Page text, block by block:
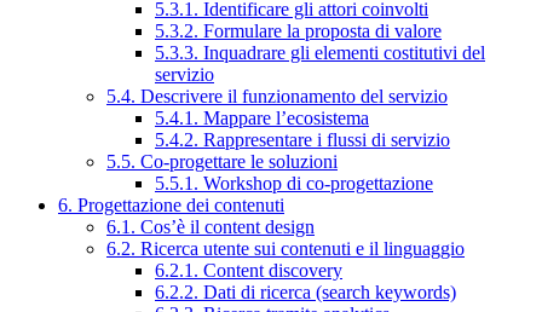
5.3.1. Identificare gli attori coinvolti
5.3.2. Formulare la proposta di valore
5.3.3. Inquadrare gli elementi costitutivi del
servizio
5.4. Descrivere il funzionamento del servizio
5.4.1. Mappare l’ecosistema
5.4.2. Rappresentare i flussi di servizio
5.5. Co-progettare le soluzioni
5.5.1. Workshop di co-progettazione
6. Progettazione dei contenuti
6.1. Cos’è il content design
6.2. Ricerca utente sui contenuti e il linguaggio
6.2.1. Content discovery
6.2.2. Dati di ricerca (search keywords)